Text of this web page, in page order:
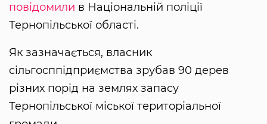
повідомили в Національній поліції
Тернопільської області.
Як зазначається, власник
сільгосппідприємства зрубав 90 дерев
різних порід на землях запасу
Тернопільської міської територіальної